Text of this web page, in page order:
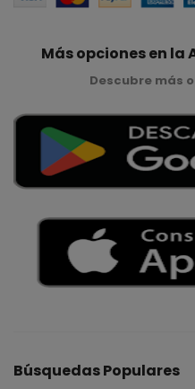
Más opciones en la
Descubre más
Búsquedas Populares